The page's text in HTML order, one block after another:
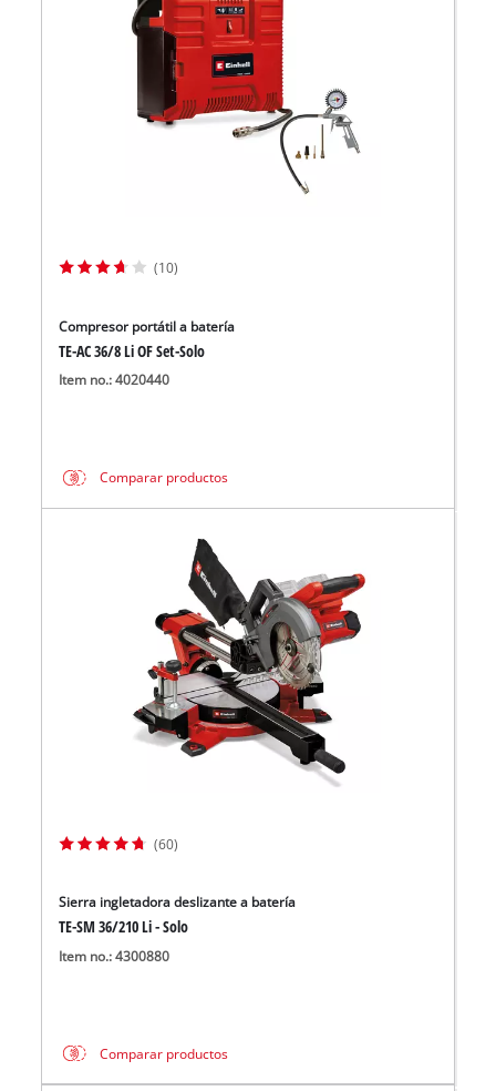
(10)
Compresor portátil a batería
TE-AC 36/8 Li OF Set-Solo
Item no.: 4020440
Comparar productos
(60)
Sierra ingletadora deslizante a batería
TE-SM 36/210 Li - Solo
Item no.: 4300880
Comparar productos